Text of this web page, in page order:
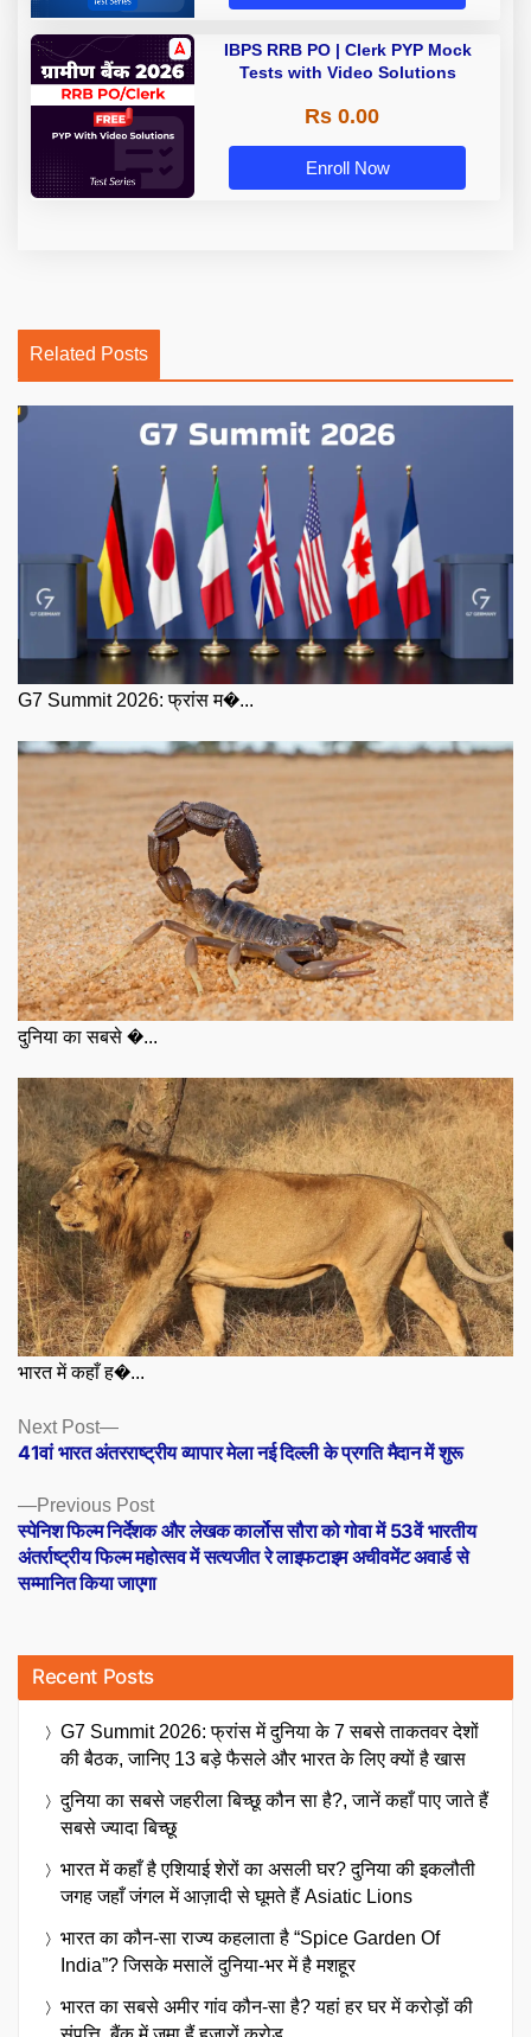
IBPS RRB PO | Clerk PYP Mock
Tests with Video Solutions
Rs 0.00
Enroll Now
Related Posts
G7 Summit 2026: फ्रांस म�...
दुनिया का सबसे �...
भारत में कहाँ ह�...
Posts
navigation
Previous PostPrevious
post:
स्पेनिश फिल्म निर्देशक और लेखक कार्लोस सौरा को गोवा में 53वें भारतीय
अंतर्राष्ट्रीय फिल्म महोत्सव में सत्यजीत रे लाइफटाइम अचीवमेंट अवार्ड से
सम्मानित किया जाएगा
Next Post
Next
post:
41वां भारत अंतरराष्‍ट्रीय व्‍यापार मेला नई दिल्‍ली के प्रगति मैदान में शुरू
Recent Posts
G7 Summit 2026: फ्रांस में दुनिया के 7 सबसे ताकतवर देशों
की बैठक, जानिए 13 बड़े फैसले और भारत के लिए क्यों है खास
दुनिया का सबसे जहरीला बिच्छू कौन सा है?, जानें कहाँ पाए जाते हैं
सबसे ज्यादा बिच्छू
भारत में कहाँ है एशियाई शेरों का असली घर? दुनिया की इकलौती
जगह जहाँ जंगल में आज़ादी से घूमते हैं Asiatic Lions
भारत का कौन-सा राज्य कहलाता है “Spice Garden Of
India”? जिसके मसालें दुनिया-भर में है मशहूर
भारत का सबसे अमीर गांव कौन-सा है? यहां हर घर में करोड़ों की